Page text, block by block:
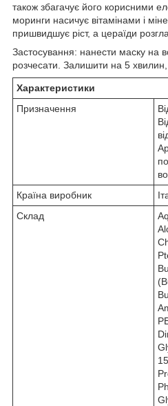
також збагачує його корисними
моринги насичує вітамінами і
пришвидшує ріст, а цераїди
Застосування: нанести маску на
розчесати. Залишити на 5 хвилин,
Характеристики
Призначення
Країна виробник
Склад